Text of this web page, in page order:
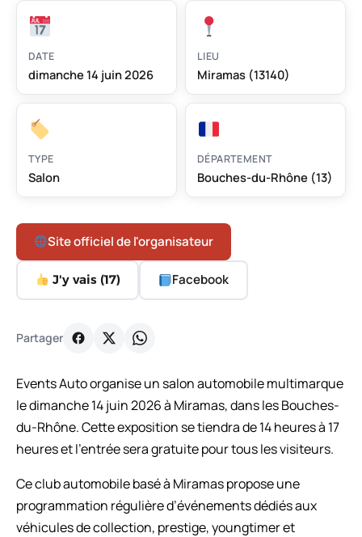
DATE
dimanche 14 juin 2026
LIEU
Miramas (13140)
TYPE
Salon
DÉPARTEMENT
Bouches-du-Rhône (13)
Site officiel de l'organisateur
J'y vais (17) Facebook
Partager
Events Auto organise un salon automobile multimarque
le dimanche 14 juin 2026 à Miramas, dans les Bouches-
du-Rhône. Cette exposition se tiendra de 14 heures à 17
heures et l’entrée sera gratuite pour tous les visiteurs.
Ce club automobile basé à Miramas propose une
programmation régulière d’événements dédiés aux
véhicules de collection, prestige, youngtimer et